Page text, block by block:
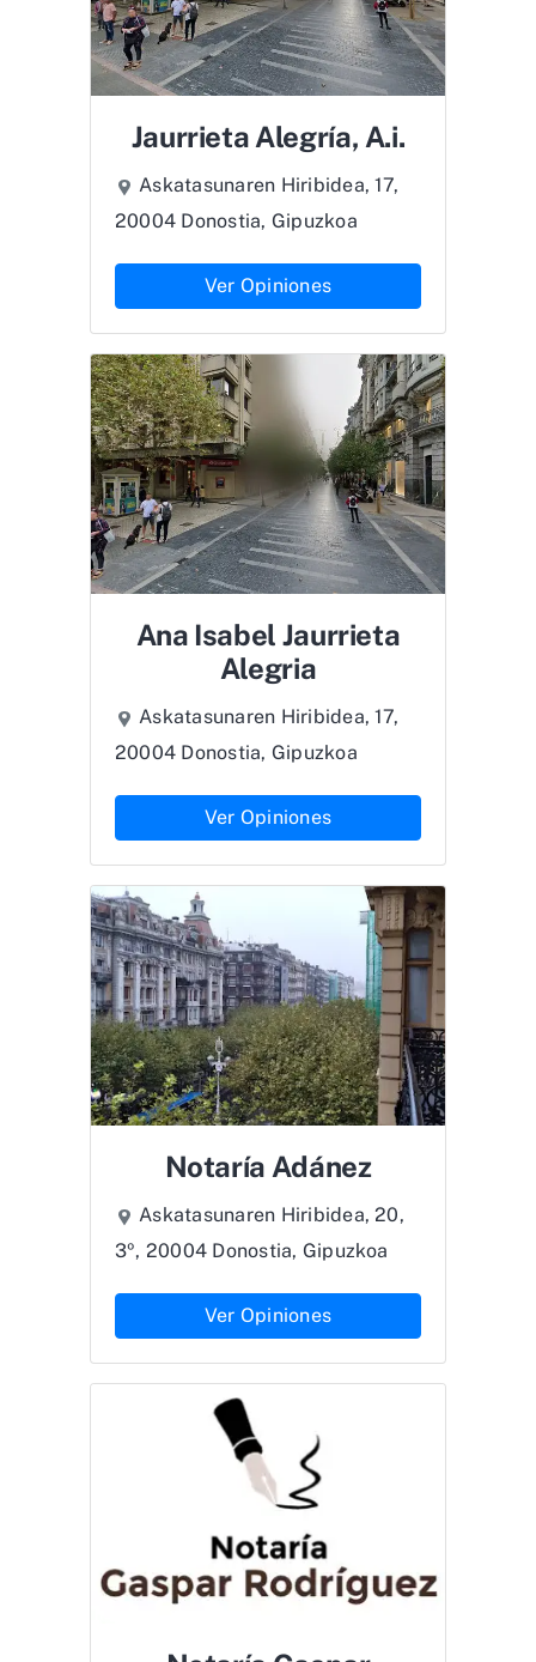
Jaurrieta Alegría, A.i.
Askatasunaren Hiribidea, 17,
20004 Donostia, Gipuzkoa
Ver Opiniones
Ana Isabel Jaurrieta
Alegria
Askatasunaren Hiribidea, 17,
20004 Donostia, Gipuzkoa
Ver Opiniones
Notaría Adánez
Askatasunaren Hiribidea, 20,
3º, 20004 Donostia, Gipuzkoa
Ver Opiniones